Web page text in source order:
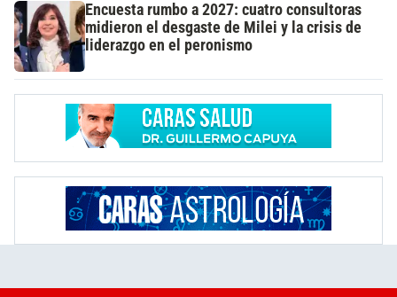
Encuesta rumbo a 2027: cuatro consultoras
midieron el desgaste de Milei y la crisis de
liderazgo en el peronismo